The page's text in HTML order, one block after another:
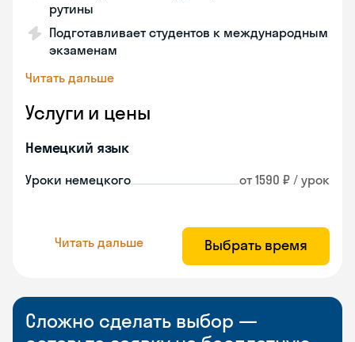
рутины
Подготавливает студентов к международным
экзаменам
Читать дальше
Услуги и цены
Немецкий язык
Уроки немецкого от 1590 ₽ / урок
Читать дальше Выбрать время
Сложно сделать выбор —